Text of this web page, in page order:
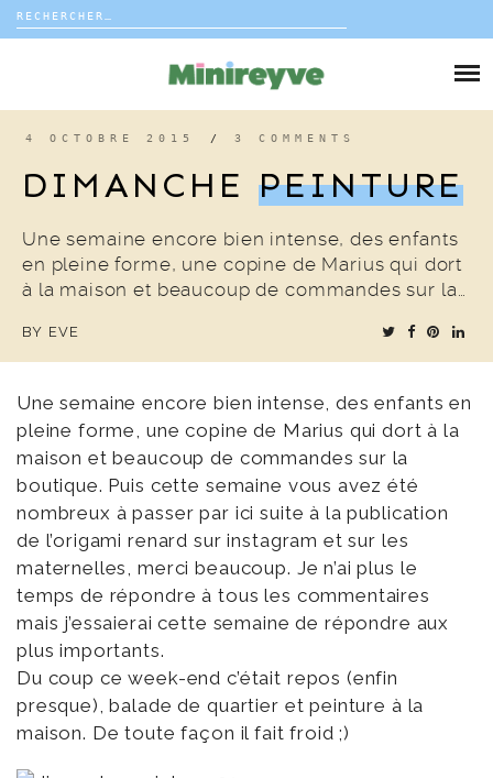
Rechercher :
DÉCO
VOYAGE
4 OCTOBRE 2015 / 3 COMMENTS
DIMANCHE PEINTURE
Une semaine encore bien intense, des enfants
en pleine forme, une copine de Marius qui dort
à la maison et beaucoup de commandes sur la…
BY EVE
Une semaine encore bien intense, des enfants en
pleine forme, une copine de Marius qui dort à la
maison et beaucoup de commandes sur la
boutique. Puis cette semaine vous avez été
nombreux à passer par ici suite à la publication
de l’origami renard sur instagram et sur les
maternelles, merci beaucoup. Je n’ai plus le
temps de répondre à tous les commentaires
mais j’essaierai cette semaine de répondre aux
plus importants.
Du coup ce week-end c’était repos (enfin
presque), balade de quartier et peinture à la
maison. De toute façon il fait froid ;)